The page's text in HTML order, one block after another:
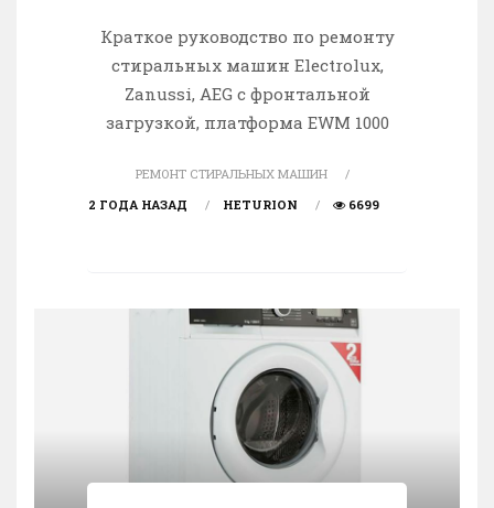
Краткое руководство по ремонту
стиральных машин Electrolux,
Zanussi, AEG c фронтальной
загрузкой, платформа EWM 1000
РЕМОНТ СТИРАЛЬНЫХ МАШИН
2 ГОДА НАЗАД
HETURION 6699